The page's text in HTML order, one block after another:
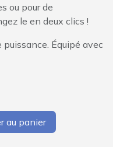
ou pour de
le en deux clics !
Équipé avec
au panier